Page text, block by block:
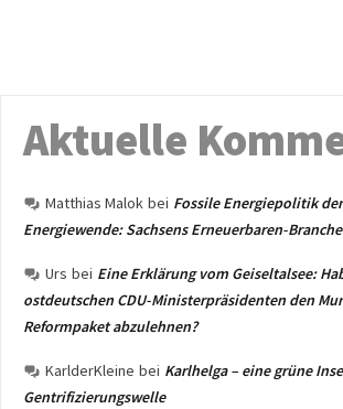
Aktuelle
Matthias Malok bei Fossile Energiepolitik
Energiewende: Sachsens Erneuerbaren-
Urs bei Eine Erklärung vom Geiseltalsee:
ostdeutschen CDU-Ministerpräsidenten den
Reformpaket abzulehnen?
KarlderKleine bei Karlhelga – eine grüne
Gentrifizierungswelle